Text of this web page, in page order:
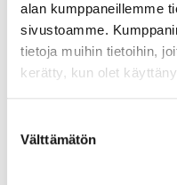
alan kumppaneillemme
sivustoamme.
tietoja muihin tietoihin,
kerätty, kun olet
valinta
Välttämätön